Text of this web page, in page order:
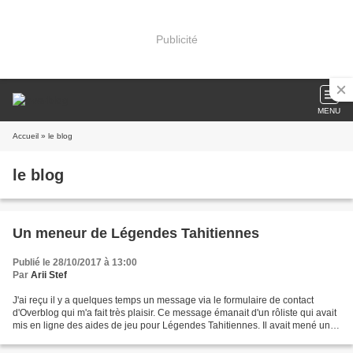
Publicité
MENU
Accueil » le blog
le blog
Un meneur de Légendes Tahitiennes
Publié le 28/10/2017 à 13:00
Par Arii Stef
J'ai reçu il y a quelques temps un message via le formulaire de contact
d'Overblog qui m'a fait très plaisir. Ce message émanait d'un rôliste qui avait
mis en ligne des aides de jeu pour Légendes Tahitiennes. Il avait mené une